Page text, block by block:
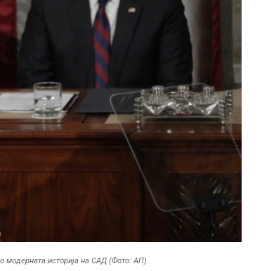
модерната историја на САД (Фото: АП)